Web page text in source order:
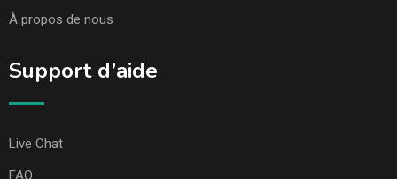
À propos de nous
Support d’aide
Live Chat
FAQ